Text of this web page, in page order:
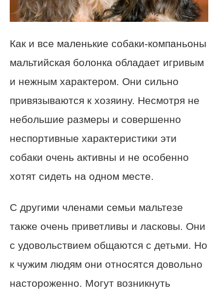
Как и все маленькие собаки-компаньоны
мальтийская болонка обладает игривым
и нежным характером. Они сильно
привязываются к хозяину. Несмотря не
небольшие размеры и совершенно
неспортивные характеристики эти
собаки очень активны и не особенно
хотят сидеть на одном месте.
С другими членами семьи мальтезе
также очень приветливы и ласковы. Они
с удовольствием общаются с детьми. Но
к чужим людям они относятся довольно
настороженно. Могут возникнуть